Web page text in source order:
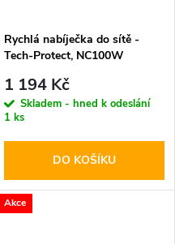
Rychlá nabíječka do sítě -
Tech-Protect, NC100W
1 194 Kč
Skladem - hned k odeslání
1 ks
DO KOŠÍKU
Akce